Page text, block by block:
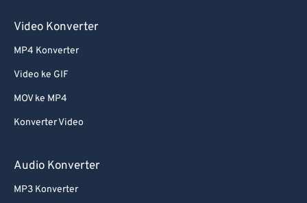
Video Konverter
MP4 Konverter
Video ke GIF
MOV ke MP4
Konverter Video
Audio Konverter
MP3 Konverter